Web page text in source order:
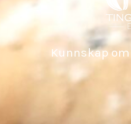
Kunnskap